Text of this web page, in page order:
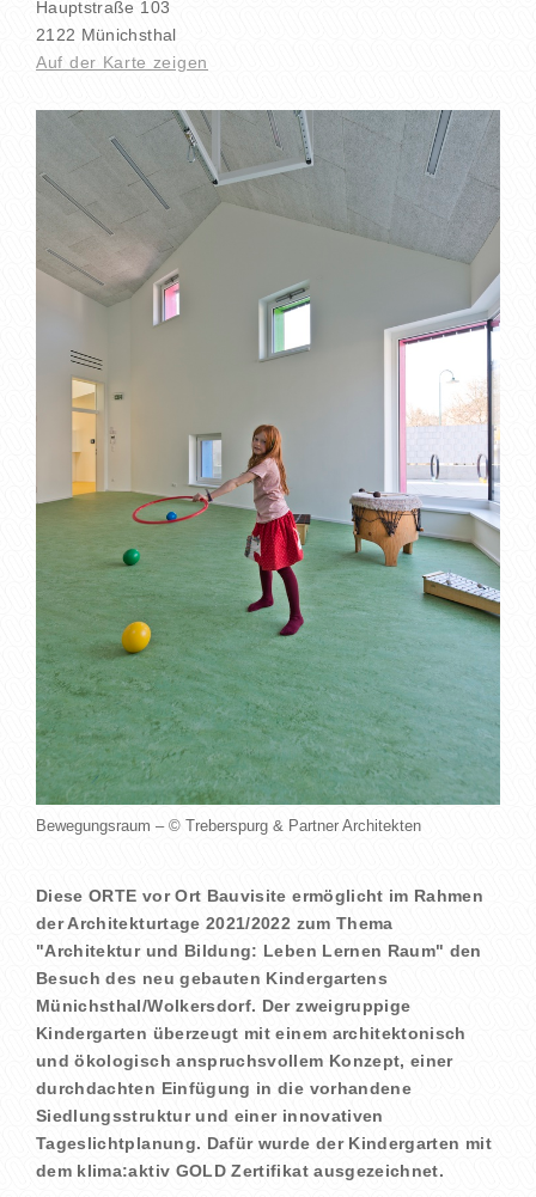
Hauptstraße 103
2122 Münichsthal
Auf der Karte zeigen
Bewegungsraum – © Treberspurg & Partner Architekten
Diese ORTE vor Ort Bauvisite ermöglicht im Rahmen
der Architekturtage 2021/2022 zum Thema
"Architektur und Bildung: Leben Lernen Raum" den
Besuch des neu gebauten Kindergartens
Münichsthal/Wolkersdorf. Der zweigruppige
Kindergarten überzeugt mit einem architektonisch
und ökologisch anspruchsvollem Konzept, einer
durchdachten Einfügung in die vorhandene
Siedlungsstruktur und einer innovativen
Tageslichtplanung. Dafür wurde der Kindergarten mit
dem klima:aktiv GOLD Zertifikat ausgezeichnet.